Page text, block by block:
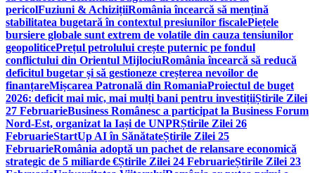
pericolFuziuni & AchizițiiRomânia încearcă să mențină
stabilitatea bugetară în contextul presiunilor fiscalePiețele
bursiere globale sunt extrem de volatile din cauza tensiunilor
geopoliticePrețul petrolului crește puternic pe fondul
conflictului din Orientul MijlociuRomânia încearcă să reducă
deficitul bugetar și să gestioneze creșterea nevoilor de
finanțareMișcarea Patronală din RomaniaProiectul de buget
2026: deficit mai mic, mai mulți bani pentru investițiiȘtirile Zilei
27 FebruarieBusiness Românesc a participat la Business Forum
Nord-Est, organizat la Iași de UNPRȘtirile Zilei 26
FebruarieStartUp AI în SănătateȘtirile Zilei 25
FebruarieRomânia adoptă un pachet de relansare economică
strategic de 5 miliarde €Știrile Zilei 24 FebruarieȘtirile Zilei 23